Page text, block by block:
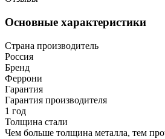
Основные характеристики
Страна производитель
Россия
Бренд
Феррони
Гарантия
Гарантия производителя
1 год
Толщина стали
Чем больше толщина металла, тем